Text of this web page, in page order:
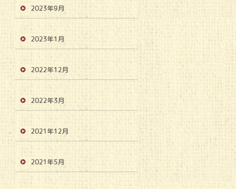
2023年9月
2023年1月
2022年12月
2022年3月
2021年12月
2021年5月